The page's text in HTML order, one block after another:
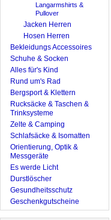
Langarmshirts &
Pullover
Jacken Herren
Hosen Herren
Bekleidungs Accessoires
Schuhe & Socken
Alles für's Kind
Rund um's Rad
Bergsport & Klettern
Rucksäcke & Taschen &
Trinksysteme
Zelte & Camping
Schlafsäcke & Isomatten
Orientierung, Optik &
Messgeräte
Es werde Licht
Durstlöscher
Gesundheitsschutz
Geschenkgutscheine